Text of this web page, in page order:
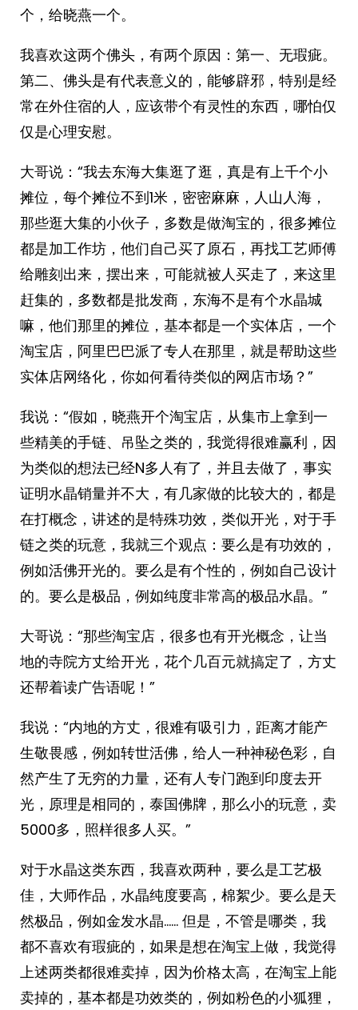
个，给晓燕一个。
我喜欢这两个佛头，有两个原因：第一、无瑕疵。
第二、佛头是有代表意义的，能够辟邪，特别是经
常在外住宿的人，应该带个有灵性的东西，哪怕仅
仅是心理安慰。
大哥说：“我去东海大集逛了逛，真是有上千个小
摊位，每个摊位不到1米，密密麻麻，人山人海，
那些逛大集的小伙子，多数是做淘宝的，很多摊位
都是加工作坊，他们自己买了原石，再找工艺师傅
给雕刻出来，摆出来，可能就被人买走了，来这里
赶集的，多数都是批发商，东海不是有个水晶城
嘛，他们那里的摊位，基本都是一个实体店，一个
淘宝店，阿里巴巴派了专人在那里，就是帮助这些
实体店网络化，你如何看待类似的网店市场？”
我说：“假如，晓燕开个淘宝店，从集市上拿到一
些精美的手链、吊坠之类的，我觉得很难赢利，因
为类似的想法已经N多人有了，并且去做了，事实
证明水晶销量并不大，有几家做的比较大的，都是
在打概念，讲述的是特殊功效，类似开光，对于手
链之类的玩意，我就三个观点：要么是有功效的，
例如活佛开光的。要么是有个性的，例如自己设计
的。要么是极品，例如纯度非常高的极品水晶。”
大哥说：“那些淘宝店，很多也有开光概念，让当
地的寺院方丈给开光，花个几百元就搞定了，方丈
还帮着读广告语呢！”
我说：“内地的方丈，很难有吸引力，距离才能产
生敬畏感，例如转世活佛，给人一种神秘色彩，自
然产生了无穷的力量，还有人专门跑到印度去开
光，原理是相同的，泰国佛牌，那么小的玩意，卖
5000多，照样很多人买。”
对于水晶这类东西，我喜欢两种，要么是工艺极
佳，大师作品，水晶纯度要高，棉絮少。要么是天
然极品，例如金发水晶…… 但是，不管是哪类，我
都不喜欢有瑕疵的，如果是想在淘宝上做，我觉得
上述两类都很难卖掉，因为价格太高，在淘宝上能
卖掉的，基本都是功效类的，例如粉色的小狐狸，